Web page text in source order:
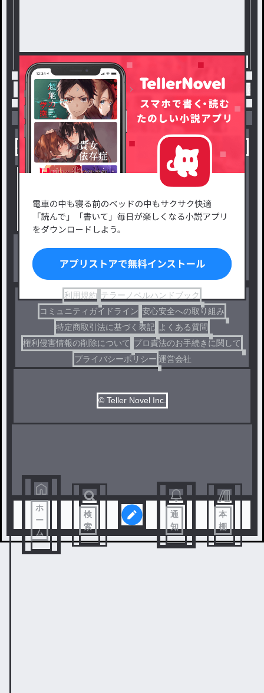
トップ 雑談(？) 雑談(？) / ヌメメ☆天体観測@
小説を探す
新着小説一覧
小説コンテスト応募・公募
出版・メディアミックス作品
ジャンルから探す
恋愛・ロマンス
ファンタジー・異世界・SF
ホラー・ミステリー
コメディ
利用規約 テラーノベルハンドブック
コミュニティガイドライン 安心安全への取り組み
特定商取引法に基づく表記 よくある質問
権利侵害情報の削除について プロ責法のお手続きに関して
プライバシーポリシー 運営会社
© Teller Novel Inc.
ホ
ー
ム
検
索
通
知
本
棚